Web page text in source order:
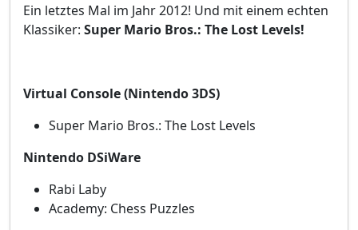
Ein letztes Mal im Jahr 2012! Und mit einem echten
Klassiker: Super Mario Bros.: The Lost Levels!
Virtual Console (Nintendo 3DS)
Super Mario Bros.: The Lost Levels
Nintendo DSiWare
Rabi Laby
Academy: Chess Puzzles